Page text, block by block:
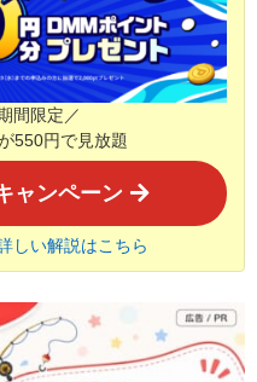
間限定／
550円で見放題
ャンペーン
しい解説はこちら